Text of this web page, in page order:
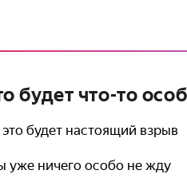
будет что-то
будет настоящий взрыв
уже ничего особо не жду